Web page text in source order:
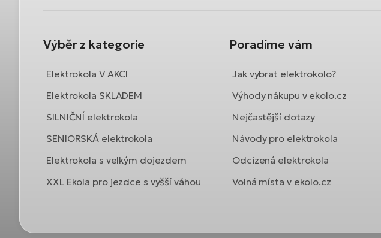
Výběr z kategorie
Elektrokola V AKCI
Elektrokola SKLADEM
SILNIČNÍ elektrokola
SENIORSKÁ elektrokola
Elektrokola s velkým dojezdem
XXL Ekola pro jezdce s vyšší váhou
Poradíme vám
Jak vybrat elektrokolo?
Výhody nákupu v ekolo.cz
Nejčastější dotazy
Návody pro elektrokola
Odcizená elektrokola
Volná místa v ekolo.cz